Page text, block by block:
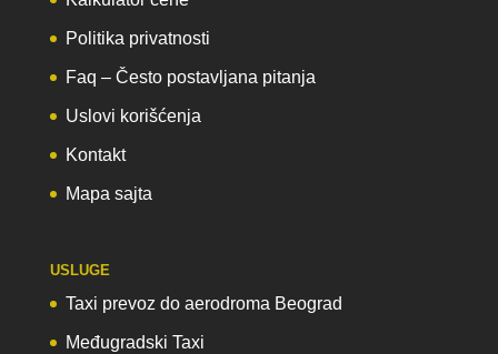
Politika privatnosti
Faq – Često postavljana pitanja
Uslovi korišćenja
Kontakt
Mapa sajta
USLUGE
Taxi prevoz do aerodroma Beograd
Međugradski Taxi